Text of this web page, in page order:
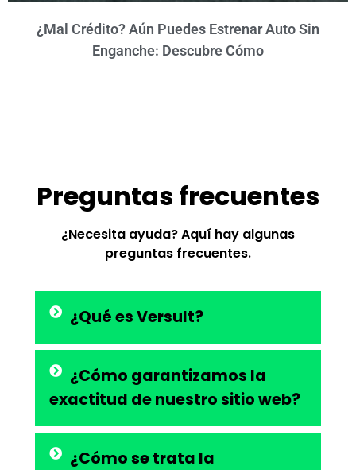
¿Mal Crédito? Aún Puedes Estrenar Auto Sin
Enganche: Descubre Cómo
Preguntas frecuentes
¿Necesita ayuda? Aquí hay algunas
preguntas frecuentes.
¿Qué es Versult?
¿Cómo garantizamos la
exactitud de nuestro sitio web?
¿Cómo se trata la